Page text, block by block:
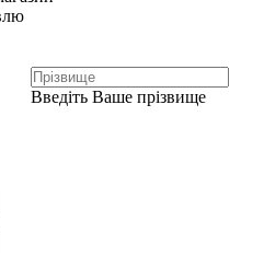
Введіть Ваше прізвище